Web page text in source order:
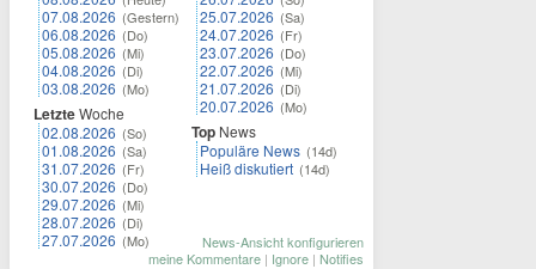
07.08.2026 (Gestern)
06.08.2026 (Do)
05.08.2026 (Mi)
04.08.2026 (Di)
03.08.2026 (Mo)
LetzteWoche
02.08.2026 (So)
01.08.2026 (Sa)
31.07.2026 (Fr)
30.07.2026 (Do)
29.07.2026 (Mi)
28.07.2026 (Di)
27.07.2026 (Mo)
25.07.2026 (Sa)
24.07.2026 (Fr)
23.07.2026 (Do)
22.07.2026 (Mi)
21.07.2026 (Di)
20.07.2026 (Mo)
Top News
Populäre News (14d)
Heiß diskutiert (14d)
News-Ansicht konfigurieren
meine Kommentare | Ignore | Notifies